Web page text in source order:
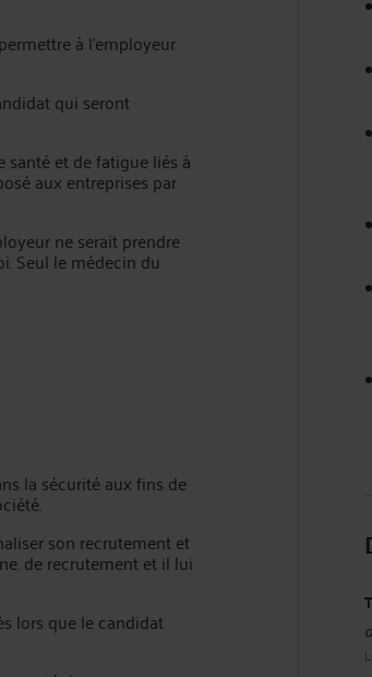
à l’employeur
qui seront
santé et de fatigue liés à
aux entreprises par
ne serait prendre
Seul le médecin du
la sécurité aux fins de
son recrutement et
de recrutement et il lui
lors que le candidat